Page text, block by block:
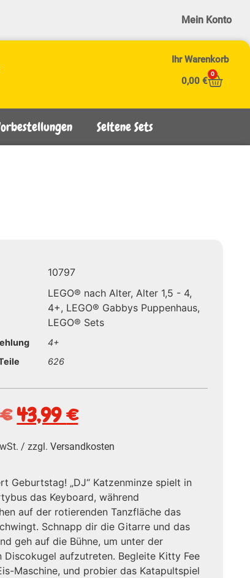
Mein Konto
Ihr Warenkorb
0,00 €
0
Seltene Sets
10797
LEGO® nach Alter,Alter 1,5 - 4,
4+, LEGO® Gabbys Puppenhaus,
LEGO® Sets
4+
626
€ 43,99€
/ zzgl.Versandkosten
Geburtstag! „DJ“ Katzenminze spielt in
das Keyboard, während
auf der rotierenden Tanzfläche das
Schnapp dir die Gitarre und das
geh auf die Bühne, um unter der
Discokugel aufzutreten. Begleite Kitty Fee
Maschine, und probier das Katapultspiel